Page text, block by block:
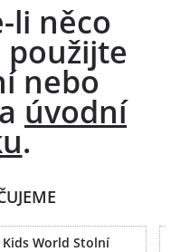
li něco
nebo
úvodní
.
Kids World Stolní